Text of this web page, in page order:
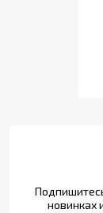
новинках